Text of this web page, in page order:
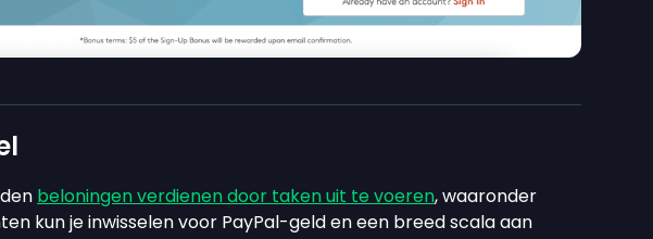
beloningen verdienen door taken uit te voeren, waaronder
kun je inwisselen voor PayPal-geld en een breed scala aan